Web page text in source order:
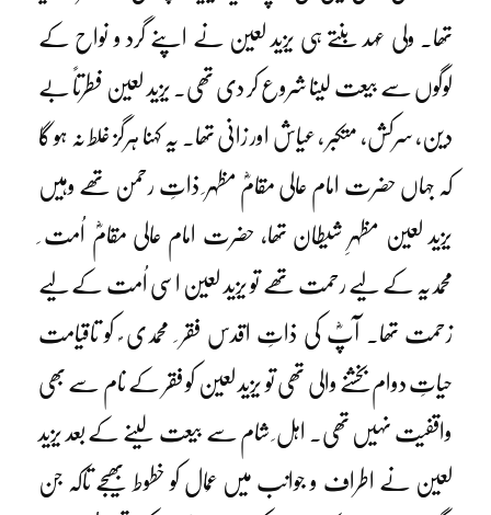
تھا۔ ولی عہد بنتے ہی یزید لعین نے اپنے گرد و نواح کے
لوگوں سے بیعت لینا شروع کر دی تھی۔ یزید لعین فطرتاً بے
دین، سرکش، متکبر ، عیاش اور زانی تھا۔ یہ کہنا ہرگز غلط نہ ہو گا
کہ جہاں حضرت امام عالی مقامؓ مظہر ِ ذاتِ رحمن تھے وہیں
یزید لعین مظہرِ شیطان تھا، حضرت امام عالی مقامؓ اُمت ِ
محمدیہ کے لیے رحمت تھے تو یزید لعین اسی اُمت کے لیے
زحمت تھا۔ آپؓ کی ذاتِ اقدس فقر ِ محمدی ؐ کو تاقیامت
حیاتِ دوام بخشنے والی تھی تو یزید لعین کو فقر کے نام سے بھی
واقفیت نہیں تھی۔ اہل ِ شام سے بیعت لینے کے بعد یزید
لعین نے اطراف و جوانب میں عُمال کو خطوط بھیجے تاکہ جن